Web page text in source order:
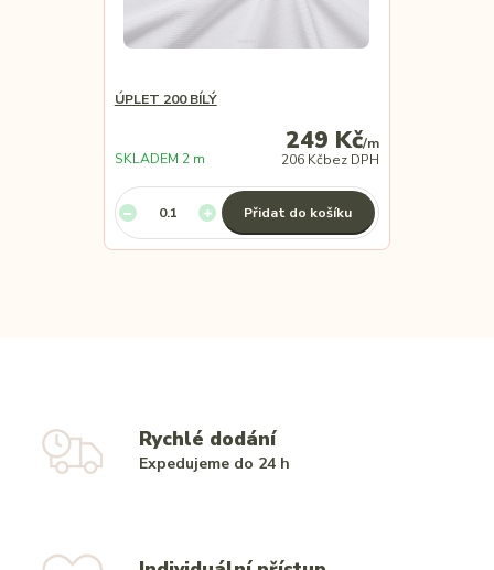
ÚPLET 200 BÍLÝ
249 Kč/m
206 Kčbez DPH
SKLADEM 2 m
Přidat do košíku
Rychlé dodání
Expedujeme do 24 h